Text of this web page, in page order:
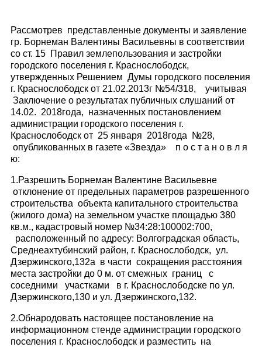
Рассмотрев представленные документы и заявление
гр. Борнеман Валентины Васильевны в соответствии
со ст. 15 Правил землепользования и застройки
городского поселения г. Краснослободск,
утвержденных Решением Думы городского поселения
г. Краснослободск от 21.02.2013г №54/318, учитывая
Заключение о результатах публичных слушаний от
14.02. 2018года, назначенных постановлением
администрации городского поселения г.
Краснослободск от 25 января 2018года №28,
опубликованных в газете «Звезда» п о с т а н о в л я
ю:
1.Разрешить Борнеман Валентине Васильевне
отклонение от предельных параметров разрешенного
строительства объекта капитального строительства
(жилого дома) на земельном участке площадью 380
кв.м., кадастровый номер №34:28:100002:700,
расположенный по адресу: Волгоградская область,
Среднеахтубинский район, г. Краснослободск, ул.
Дзержинского,132а в части сокращения расстояния
места застройки до 0 м. от смежных границ с
соседними участками в г. Краснослободске по ул.
Дзержинского,130 и ул. Дзержинского,132.
2.Обнародовать настоящее постановление на
информационном стенде администрации городского
поселения г. Краснослободск и разместить на